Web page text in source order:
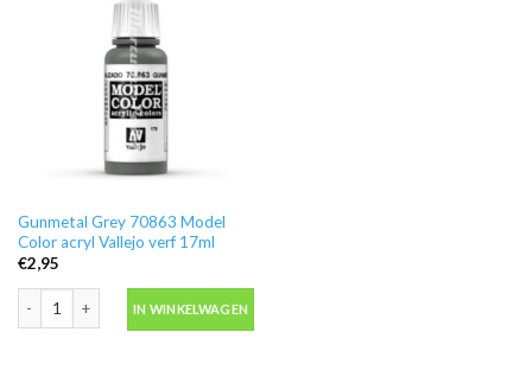
Gunmetal Grey 70863 Model
Color acryl Vallejo verf 17ml
€2,95
IN WINKELWAGEN